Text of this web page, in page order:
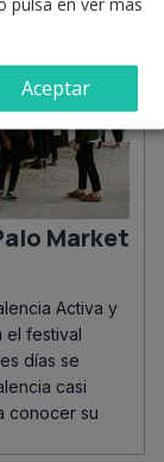
Market
Activa y
el festival
días se
casi
conocer su
Aceptar